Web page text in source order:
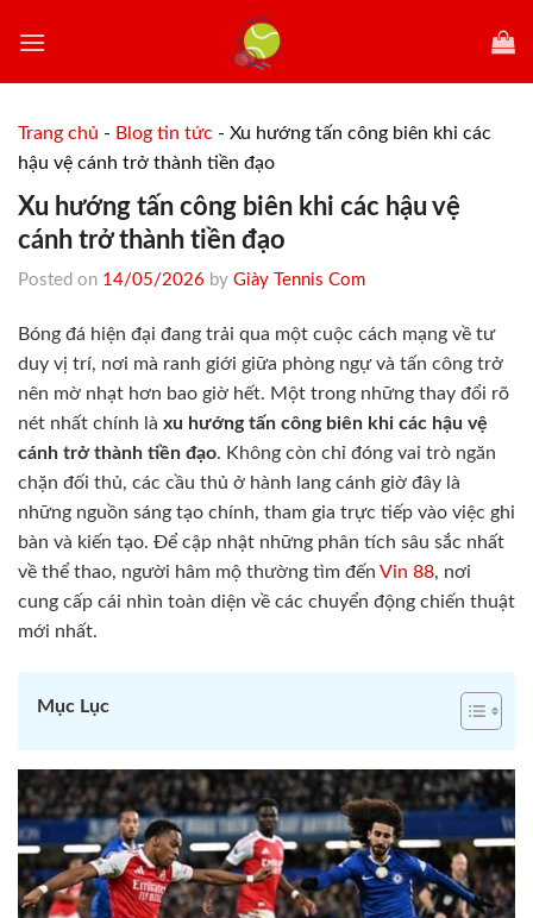
Trang chủ - Blog tin tức - Xu hướng tấn công biên khi các
hậu vệ cánh trở thành tiền đạo
Xu hướng tấn công biên khi các hậu vệ
cánh trở thành tiền đạo
Posted on 14/05/2026 by Giày Tennis Com
Bóng đá hiện đại đang trải qua một cuộc cách mạng về tư
duy vị trí, nơi mà ranh giới giữa phòng ngự và tấn công trở
nên mờ nhạt hơn bao giờ hết. Một trong những thay đổi rõ
nét nhất chính là xu hướng tấn công biên khi các hậu vệ
cánh trở thành tiền đạo. Không còn chỉ đóng vai trò ngăn
chặn đối thủ, các cầu thủ ở hành lang cánh giờ đây là
những nguồn sáng tạo chính, tham gia trực tiếp vào việc ghi
bàn và kiến tạo. Để cập nhật những phân tích sâu sắc nhất
về thể thao, người hâm mộ thường tìm đến Vin 88, nơi
cung cấp cái nhìn toàn diện về các chuyển động chiến thuật
mới nhất.
Mục Lục